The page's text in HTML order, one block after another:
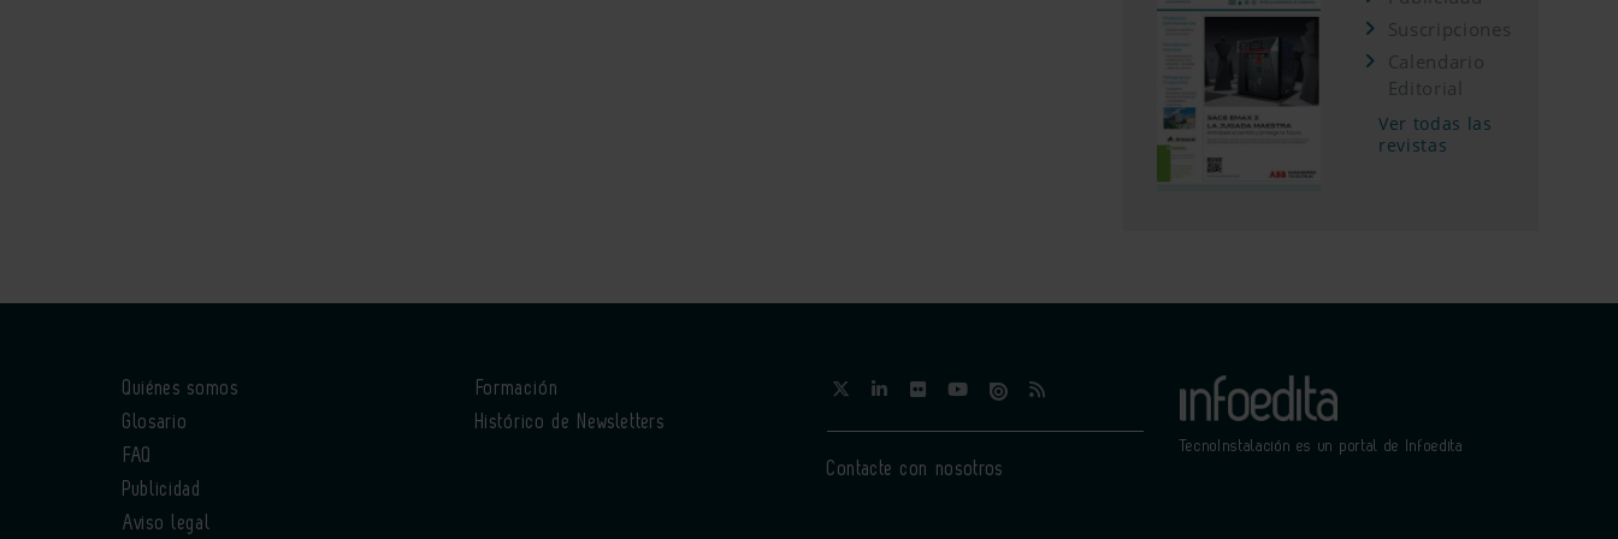
Suscripciones
Calendario
Editorial
Ver todas las
revistas
Quiénes somos
Glosario
FAQ
Publicidad
Aviso legal
Formación
Histórico de Newsletters
Contacte con nosotros
TecnoInstalación es un portal de Infoedita